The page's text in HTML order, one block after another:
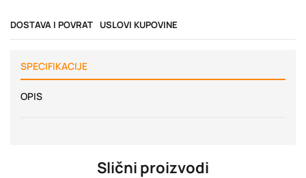
DOSTAVA I POVRAT USLOVI KUPOVINE
SPECIFIKACIJE
OPIS
Slični proizvodi